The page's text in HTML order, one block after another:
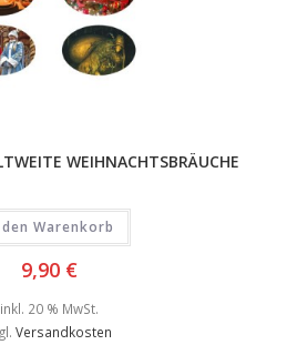
WEIHNACHTSBRÄUCHE
Warenkorb
9,90 €
inkl. 20 % MwSt.
Versandkosten